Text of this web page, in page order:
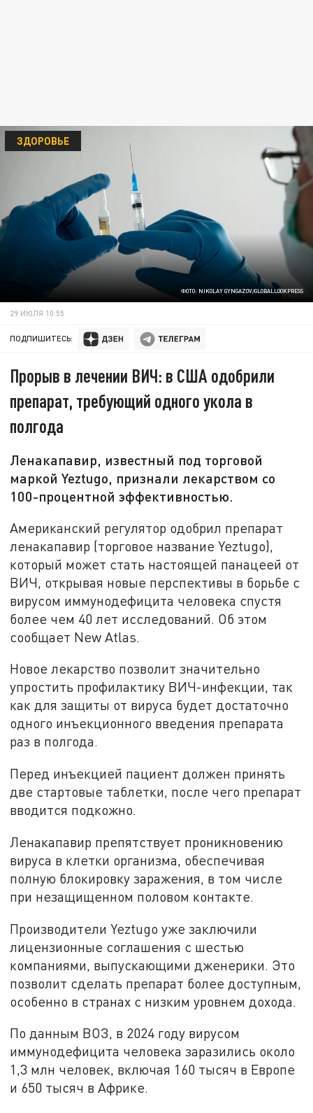
ФОТО: NIKOLAY GYNGAZOV/GLOBALLOOKPRESS
ЗДОРОВЬЕ
29 ИЮЛЯ 10:55
ПОДПИШИТЕСЬ:
Прорыв в лечении ВИЧ: в США одобрили
препарат, требующий одного укола в
полгода
Ленакапавир, известный под торговой
маркой Yeztugo, признали лекарством со
100-процентной эффективностью.
Американский регулятор одобрил препарат
ленакапавир (торговое название Yeztugo),
который может стать настоящей панацеей от
ВИЧ, открывая новые перспективы в борьбе с
вирусом иммунодефицита человека спустя
более чем 40 лет исследований. Об этом
сообщает New Atlas.
Новое лекарство позволит значительно
упростить профилактику ВИЧ-инфекции, так
как для защиты от вируса будет достаточно
одного инъекционного введения препарата
раз в полгода.
Перед инъекцией пациент должен принять
две стартовые таблетки, после чего препарат
вводится подкожно.
Ленакапавир препятствует проникновению
вируса в клетки организма, обеспечивая
полную блокировку заражения, в том числе
при незащищенном половом контакте.
Производители Yeztugo уже заключили
лицензионные соглашения с шестью
компаниями, выпускающими дженерики. Это
позволит сделать препарат более доступным,
особенно в странах с низким уровнем дохода.
По данным ВОЗ, в 2024 году вирусом
иммунодефицита человека заразились около
1,3 млн человек, включая 160 тысяч в Европе
и 650 тысяч в Африке.